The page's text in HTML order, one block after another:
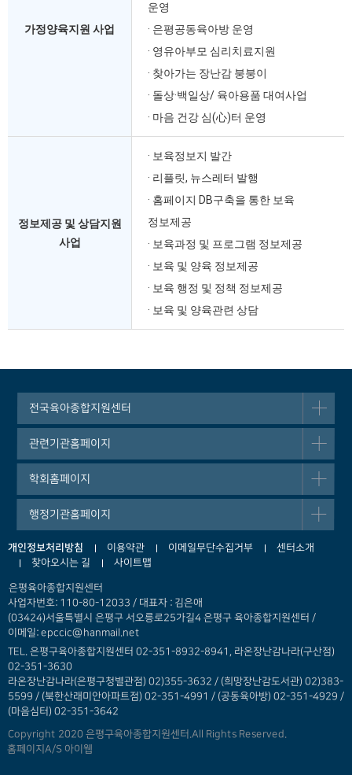
가정양육지원 사업
운영
· 은평공동육아방 운영
· 영유아부모 심리치료지원
· 찾아가는 장난감 붕붕이
· 돌상·백일상/ 육아용품 대여사업
· 마음 건강 심(心)터 운영
정보제공 및 상담지원
사업
· 보육정보지 발간
· 리플릿, 뉴스레터 발행
· 홈페이지 DB구축을 통한 보육
정보제공
· 보육과정 및 프로그램 정보제공
· 보육 및 양육 정보제공
· 보육 행정 및 정책 정보제공
· 보육 및 양육관련 상담
전국육아종합지원센터
관련기관홈페이지
학회홈페이지
행정기관홈페이지
개인정보처리방침 이용약관 이메일무단수집거부
센터소개
찾아오시는 길
사이트맵
은평육아종합지원센터
사업자번호: 110-80-12033 / 대표자 : 김은애
(03424)서울특별시 은평구 서오릉로25가길4 은평구 육아종합지원센터 /
이메일: epccic@hanmail.net
TEL. 은평구육아종합지원센터 02-351-8932-8941, 라온장난감나라(구산점)
02-351-3630
라온장난감나라(은평구청별관점) 02)355-3632 / (희망장난감도서관) 02)383-
5599 / (북한산래미안아파트점) 02-351-4991 / (공동육아방) 02-351-4929 /
(마음심터) 02-351-3642
Copyright 2020 은평구육아종합지원센터.All Rights Reserved.
홈페이지A/S 아이웹